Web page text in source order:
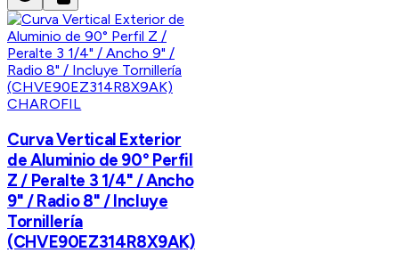
CHAROFIL
Curva Vertical Exterior
de Aluminio de 90° Perfil
Z / Peralte 3 1/4" / Ancho
9" / Radio 8" / Incluye
Tornillería
(CHVE90EZ314R8X9AK)